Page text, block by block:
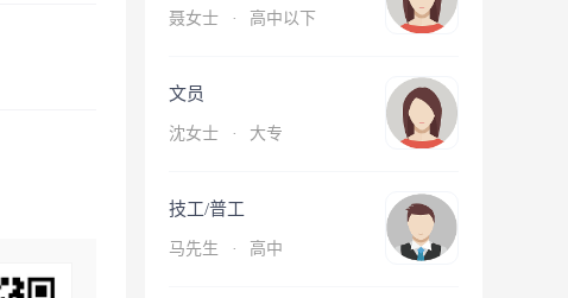
聂女士 · 高中以下
文员
沈女士 · 大专
技工/普工
马先生 · 高中